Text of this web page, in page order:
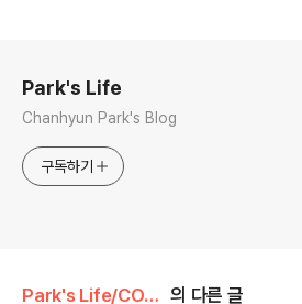
Park's Life
Chanhyun Park's Blog
구독하기
Park's Life/COVID 19 의 다른 글